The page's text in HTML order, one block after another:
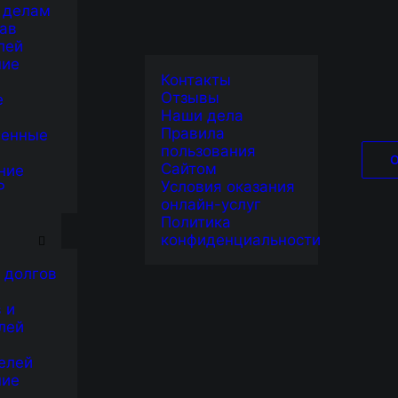
и
Контакты
Отзывы
Наши дела
Правила
пользования
Сайтом
Условия оказания
онлайн-услуг
Политика
конфиденциальности